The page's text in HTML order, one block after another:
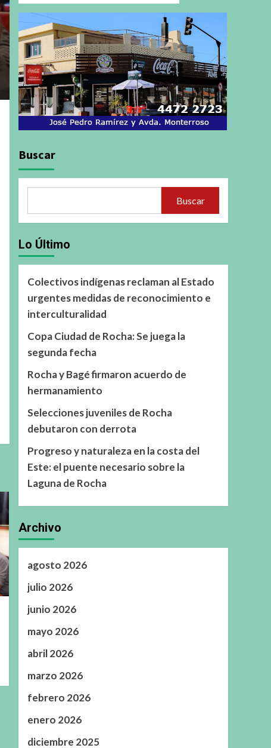
Buscar
Buscar
Lo Último
Colectivos indígenas reclaman al Estado
urgentes medidas de reconocimiento e
interculturalidad
Copa Ciudad de Rocha: Se juega la
segunda fecha
Rocha y Bagé firmaron acuerdo de
hermanamiento
Selecciones juveniles de Rocha
debutaron con derrota
Progreso y naturaleza en la costa del
Este: el puente necesario sobre la
Laguna de Rocha
Archivo
agosto 2026
julio 2026
junio 2026
mayo 2026
abril 2026
marzo 2026
febrero 2026
enero 2026
diciembre 2025